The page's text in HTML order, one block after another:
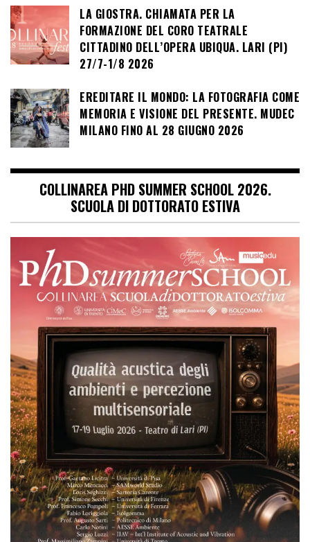
LA GIOSTRA. CHIAMATA PER LA
FORMAZIONE DEL CORO TEATRALE
CITTADINO DELL’OPERA UBIQUA. LARI (PI)
27/7-1/8 2026
EREDITARE IL MONDO: LA FOTOGRAFIA COME
MEMORIA E VISIONE DEL PRESENTE. MUDEC
MILANO FINO AL 28 GIUGNO 2026
COLLINAREA PHD SUMMER SCHOOL 2026.
SCUOLA DI DOTTORATO ESTIVA